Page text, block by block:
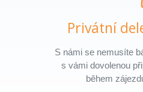
Privátní
S námi se nemusíte
s vámi dovolenou
během